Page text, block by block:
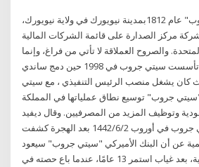
تأسست "سيتي جروب" عام 1812بمدينة نيويورك في ولاية نيويورك،
مركز الصدارة على قائمة الشركات المالية
والصروح العملاقة لا تأتي من فراغ، وإنما
نتاج عوامل من أبرزها تأسست سيتي جروب في 1998 حين دمج ساندي
كان يشغل منصب الرئيس التنفيذي ، مع سيتي
جروب" توسيع نطاق عملياتها في المملكة
وتوظيف المزيد من المصرفيين. وقال ديفيد
ليفينجستون، رئيس سيتي جروب في أوروب 2‏‏/6‏‏/1442 بعد الهجرة كشفت
عن أن البنك الأميركي "سيتي جروب" سيعود
مجددًا إلى السعودية، بعد غياب استمر 13 عامًا، عندما باع حصته في